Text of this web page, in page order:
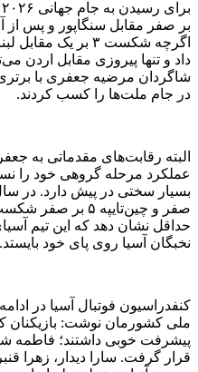
اگرچه شکست ۳ بر
داد و تنها پیروزی مقابل اردن
در جام ملت‌ها را کسب کردند.
البته رقابت‌های مقدماتی به
عملکرد مرحله گروهی خود را
صفر و چین‌تایپه
حداقل نشان دهد که این تیم
نخبگان آسیا روی پای خود بایستد.
کنفدراسیون فوتبال آسیا در
ملی کشورمان نوشت: بازیکنان